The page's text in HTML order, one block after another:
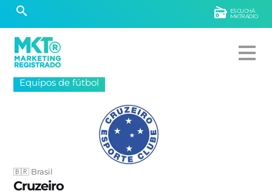
ESCUCHÁ
MKTRADIO
Equipos de fútbol
🇧🇷 Brasil
Cruzeiro